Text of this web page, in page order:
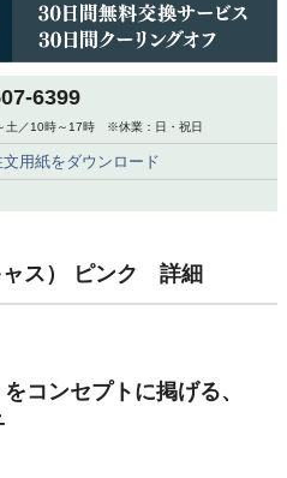
6399
土／10時～17時 ※休業：日・祝日
文用紙をダウンロード
ャス） ピンク 詳細
コンセプトに掲げる、